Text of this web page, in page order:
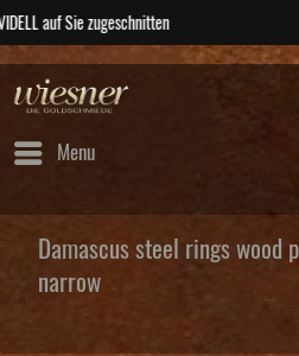
Menu
Damascus steel rings wood
narrow